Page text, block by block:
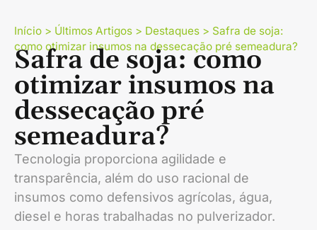
Início > Últimos Artigos > Destaques > Safra de soja:
como otimizar insumos na dessecação pré semeadura?
Safra de soja: como
otimizar insumos na
dessecação pré
semeadura?
Tecnologia proporciona agilidade e
transparência, além do uso racional de
insumos como defensivos agrícolas, água,
diesel e horas trabalhadas no pulverizador.